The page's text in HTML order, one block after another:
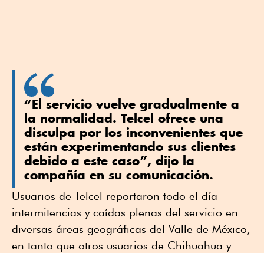
“El servicio vuelve gradualmente a
la normalidad. Telcel ofrece una
disculpa por los inconvenientes que
están experimentando sus clientes
debido a este caso”, dijo la
compañía en su comunicación.
Usuarios de Telcel reportaron todo el día
intermitencias y caídas plenas del servicio en
diversas áreas geográficas del Valle de México,
en tanto que otros usuarios de Chihuahua y